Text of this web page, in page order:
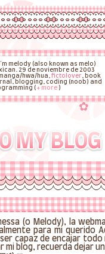
MY BLOG
melody (also known as melo)
29 de noviembre de 2003
hwa/hua, fictolover, book
blogging, coding (noob) and
( + more )
(o Melody), la
para mi querido
capaz de encajar todo
blog, recuerda dejar